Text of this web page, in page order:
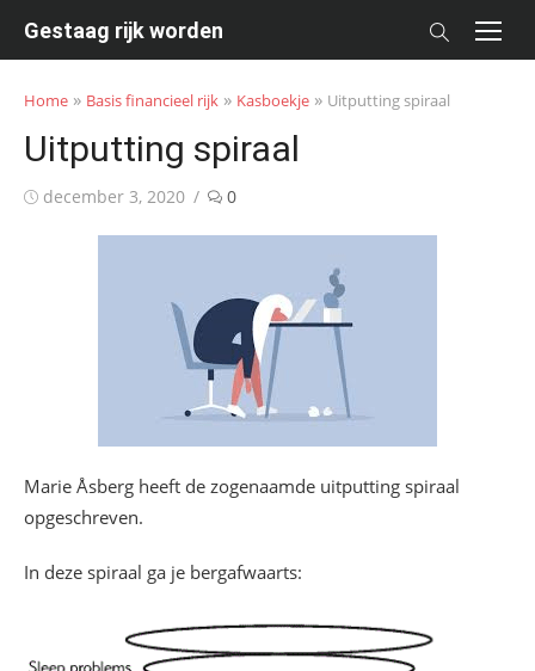
Gestaag rijk worden
Home » Basis financieel rijk » Kasboekje » Uitputting spiraal
Uitputting spiraal
Posted
december 3, 2020 0
Marie Åsberg heeft de zogenaamde uitputting spiraal
opgeschreven.
In deze spiraal ga je bergafwaarts: